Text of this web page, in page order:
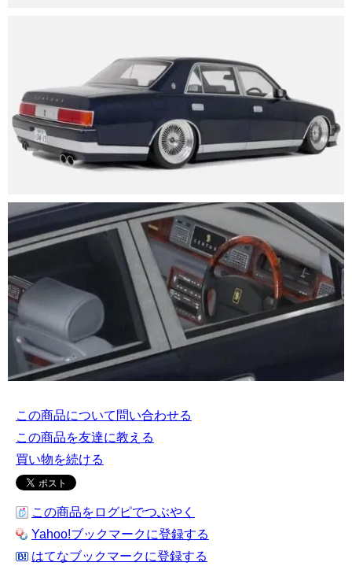
この商品について問い合わせる
この商品を友達に教える
買い物を続ける
この商品をログピでつぶやく
Yahoo!ブックマークに登録する
はてなブックマークに登録する